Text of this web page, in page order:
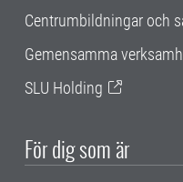
Centrumbildningar och
Gemensamma
SLU Holding
För dig som är